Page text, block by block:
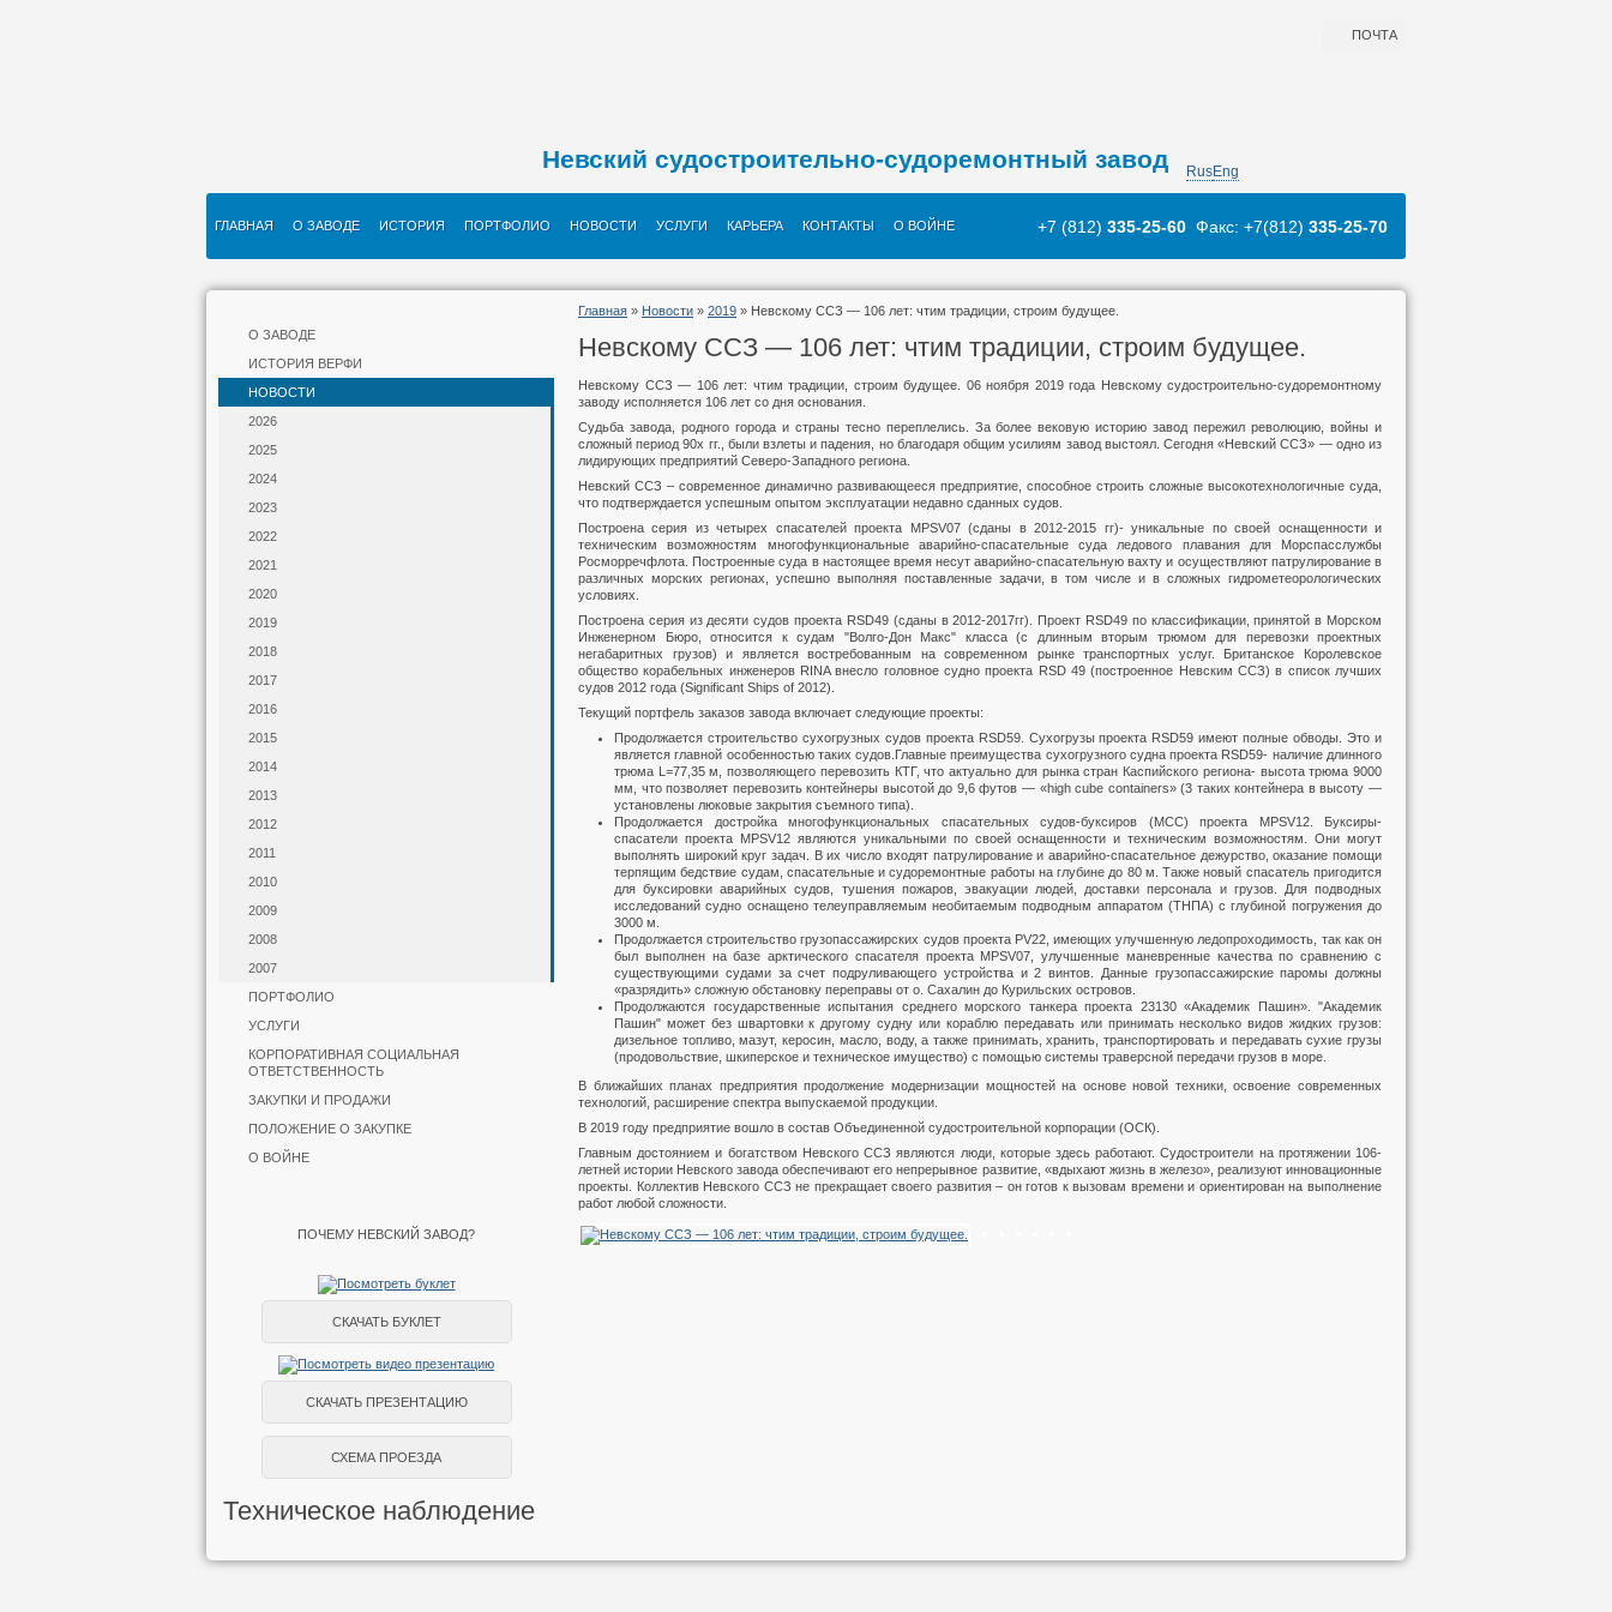
ПОЧТА
Невский судостроительно-судоремонтный завод RusEng
ГЛАВНАЯ О ЗАВОДЕ ИСТОРИЯ ПОРТФОЛИО НОВОСТИ УСЛУГИ КАРЬЕРА КОНТАКТЫ О ВОЙНЕ +7 (812) 335-25-60 Факс: +7(812) 335-25-70
О ЗАВОДЕ
ИСТОРИЯ ВЕРФИ
НОВОСТИ
2026
2025
2024
2023
2022
2021
2020
2019
2018
2017
2016
2015
2014
2013
2012
2011
2010
2009
2008
2007
ПОРТФОЛИО
УСЛУГИ
КОРПОРАТИВНАЯ СОЦИАЛЬНАЯ
ОТВЕТСТВЕННОСТЬ
ЗАКУПКИ И ПРОДАЖИ
ПОЛОЖЕНИЕ О ЗАКУПКЕ
О ВОЙНЕ
ПОЧЕМУ НЕВСКИЙ ЗАВОД?
СКАЧАТЬ БУКЛЕТ
СКАЧАТЬ ПРЕЗЕНТАЦИЮ
СХЕМА ПРОЕЗДА
Техническое наблюдение
Главная » Новости » 2019 » Невскому ССЗ — 106 лет: чтим традиции, строим будущее.
Невскому ССЗ — 106 лет: чтим традиции, строим будущее.
Невскому ССЗ — 106 лет: чтим традиции, строим будущее. 06 ноября 2019 года Невскому судостроительно-судоремонтному
заводу исполняется 106 лет со дня основания.
Судьба завода, родного города и страны тесно переплелись. За более вековую историю завод пережил революцию, войны и
сложный период 90х гг., были взлеты и падения, но благодаря общим усилиям завод выстоял. Сегодня «Невский ССЗ» — одно из
лидирующих предприятий Северо-Западного региона.
Невский ССЗ – современное динамично развивающееся предприятие, способное строить сложные высокотехнологичные суда,
что подтверждается успешным опытом эксплуатации недавно сданных судов.
Построена серия из четырех спасателей проекта MPSV07 (сданы в 2012-2015 гг)- уникальные по своей оснащенности и
техническим возможностям многофункциональные аварийно-спасательные суда ледового плавания для Морспасслужбы
Росморречфлота. Построенные суда в настоящее время несут аварийно-спасательную вахту и осуществляют патрулирование в
различных морских регионах, успешно выполняя поставленные задачи, в том числе и в сложных гидрометеорологических
условиях.
Построена серия из десяти судов проекта RSD49 (сданы в 2012-2017гг). Проект RSD49 по классификации, принятой в Морском
Инженерном Бюро, относится к судам "Волго-Дон Макс" класса (с длинным вторым трюмом для перевозки проектных
негабаритных грузов) и является востребованным на современном рынке транспортных услуг. Британское Королевское
общество корабельных инженеров RINA внесло головное судно проекта RSD 49 (построенное Невским ССЗ) в список лучших
судов 2012 года (Significant Ships of 2012).
Текущий портфель заказов завода включает следующие проекты:
Продолжается строительство сухогрузных судов проекта RSD59. Сухогрузы проекта RSD59 имеют полные обводы. Это и
является главной особенностью таких судов.Главные преимущества сухогрузного судна проекта RSD59- наличие длинного
трюма L=77,35 м, позволяющего перевозить КТГ, что актуально для рынка стран Каспийского региона- высота трюма 9000
мм, что позволяет перевозить контейнеры высотой до 9,6 футов — «high cube containers» (3 таких контейнера в высоту —
установлены люковые закрытия съемного типа).
Продолжается достройка многофункциональных спасательных судов-буксиров (МСС) проекта MPSV12. Буксиры-
спасатели проекта MPSV12 являются уникальными по своей оснащенности и техническим возможностям. Они могут
выполнять широкий круг задач. В их число входят патрулирование и аварийно-спасательное дежурство, оказание помощи
терпящим бедствие судам, спасательные и судоремонтные работы на глубине до 80 м. Также новый спасатель пригодится
для буксировки аварийных судов, тушения пожаров, эвакуации людей, доставки персонала и грузов. Для подводных
исследований судно оснащено телеуправляемым необитаемым подводным аппаратом (ТНПА) с глубиной погружения до
3000 м.
Продолжается строительство грузопассажирских судов проекта PV22, имеющих улучшенную ледопроходимость, так как он
был выполнен на базе арктического спасателя проекта MPSV07, улучшенные маневренные качества по сравнению с
существующими судами за счет подруливающего устройства и 2 винтов. Данные грузопассажирские паромы должны
«разрядить» сложную обстановку переправы от о. Сахалин до Курильских островов.
Продолжаются государственные испытания среднего морского танкера проекта 23130 «Академик Пашин». "Академик
Пашин" может без швартовки к другому судну или кораблю передавать или принимать несколько видов жидких грузов:
дизельное топливо, мазут, керосин, масло, воду, а также принимать, хранить, транспортировать и передавать сухие грузы
(продовольствие, шкиперское и техническое имущество) с помощью системы траверсной передачи грузов в море.
В ближайших планах предприятия продолжение модернизации мощностей на основе новой техники, освоение современных
технологий, расширение спектра выпускаемой продукции.
В 2019 году предприятие вошло в состав Объединенной судостроительной корпорации (ОСК).
Главным достоянием и богатством Невского ССЗ являются люди, которые здесь работают. Судостроители на протяжении 106-
летней истории Невского завода обеспечивают его непрерывное развитие, «вдыхают жизнь в железо», реализуют инновационные
проекты. Коллектив Невского ССЗ не прекращает своего развития – он готов к вызовам времени и ориентирован на выполнение
работ любой сложности.